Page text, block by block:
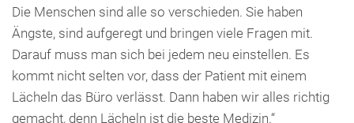
Die Menschen sind alle so verschieden. Sie haben
Ängste, sind aufgeregt und bringen viele Fragen mit.
Darauf muss man sich bei jedem neu einstellen. Es
kommt nicht selten vor, dass der Patient mit einem
Lächeln das Büro verlässt. Dann haben wir alles richtig
gemacht, denn Lächeln ist die beste Medizin.“